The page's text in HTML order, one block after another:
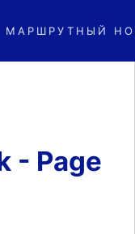
МАРШРУТНЫЙ
- Page